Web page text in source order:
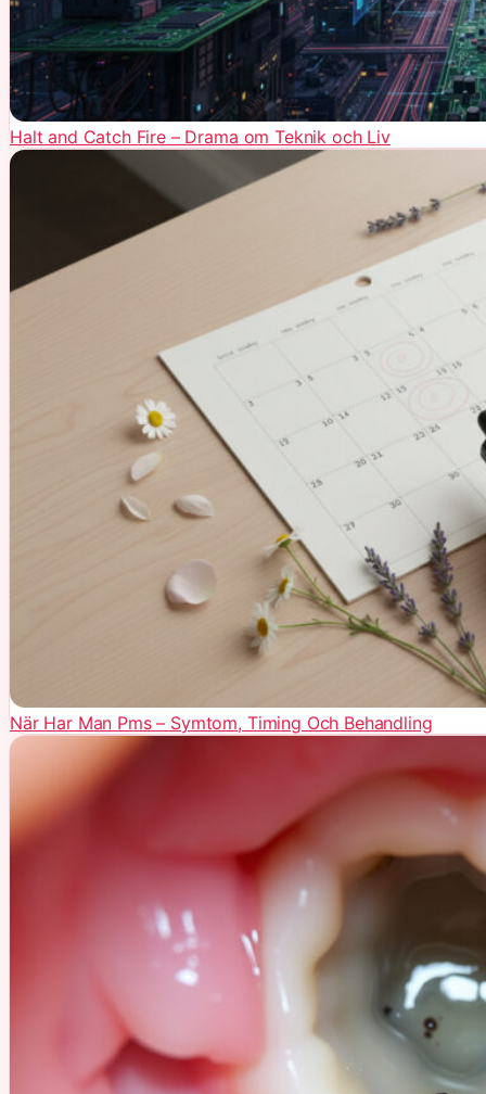
Halt and Catch Fire – Drama om Teknik och Liv
När Har Man Pms – Symtom, Timing Och Behandling